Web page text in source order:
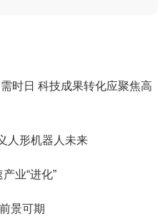
时日 科技成果转化应聚焦高
人形机器人未来
业“进化”
景可期